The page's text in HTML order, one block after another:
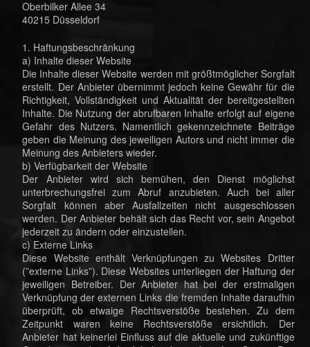
Oberbilker Allee 34
40215 Düsseldorf
1. Haftungsbeschränkung
a) Inhalte dieser Website
Die Inhalte dieser Website werden mit größtmöglicher Sorgfalt
erstellt. Der Anbieter übernimmt jedoch keine Gewähr für die
Richtigkeit, Vollständigkeit und Aktualität der bereitgestellten
Inhalte. Die Nutzung der abrufbaren Inhalte erfolgt auf eigene
Gefahr des Nutzers. Namentlich gekennzeichnete Beiträge
geben die Meinung des jeweiligen Autors und nicht immer die
Meinung des Anbieters wieder.
b) Verfügbarkeit der Website
Der Anbieter wird sich bemühen, den Dienst möglichst
unterbrechungsfrei zum Abruf anzubieten. Auch bei aller
Sorgfalt können aber Ausfallzeiten nicht ausgeschlossen
werden. Der Anbieter behält sich das Recht vor, sein Angebot
jederzeit zu ändern oder einzustellen.
c) Externe Links
Diese Website enthält Verknüpfungen zu Websites Dritter
(”externe Links”). Diese Websites unterliegen der Haftung der
jeweiligen Betreiber. Der Anbieter hat bei der erstmaligen
Verknüpfung der externen Links die fremden Inhalte daraufhin
überprüft, ob etwaige Rechtsverstöße bestehen. Zu dem
Zeitpunkt waren keine Rechtsverstöße ersichtlich. Der
Anbieter hat keinerlei Einfluss auf die aktuelle und zukünftige